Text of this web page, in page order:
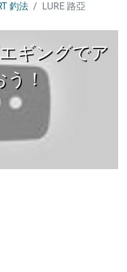
釣法 LURE 路亞
ギングでア
！